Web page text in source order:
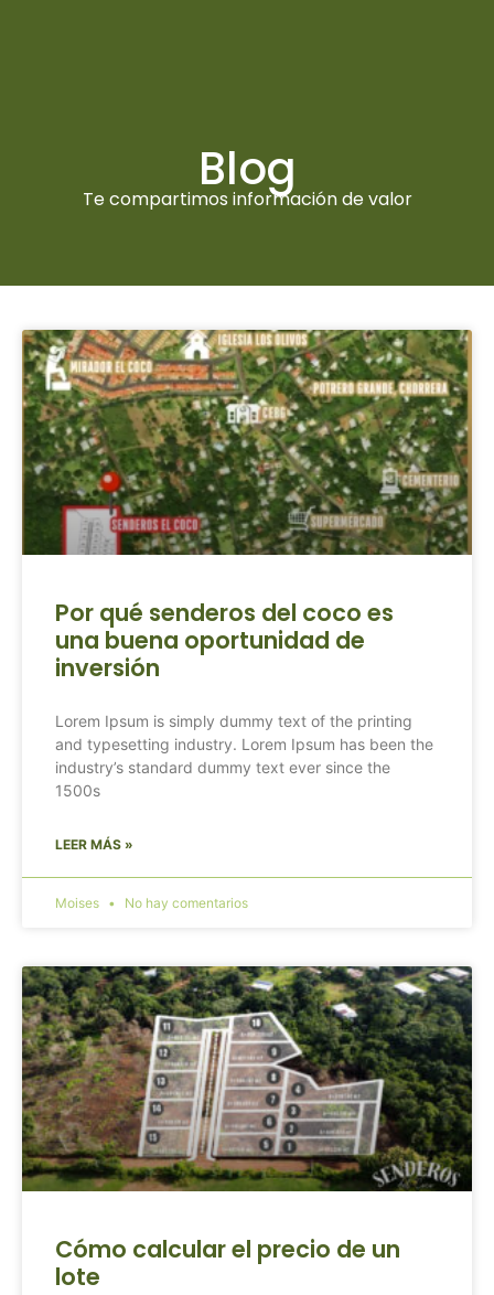
Blog
Te compartimos información de valor
Por qué senderos del coco es
una buena oportunidad de
inversión
Lorem Ipsum is simply dummy text of the printing
and typesetting industry. Lorem Ipsum has been the
industry’s standard dummy text ever since the
1500s
LEER MÁS »
Moises No hay comentarios
Cómo calcular el precio de un
lote